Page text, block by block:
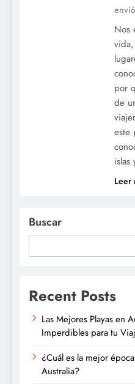
envió
Nos
por
de
este
Leer
Buscar
Recent Posts
Las Mejores Playas en
Imperdibles para tu
¿Cuál es la mejor
Australia?